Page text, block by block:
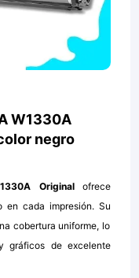
W1330A
negro
Original ofrece
en cada impresión. Su
cobertura uniforme, lo
gráficos de excelente